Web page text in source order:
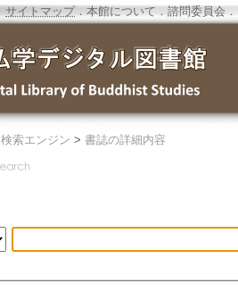
サイトマップ．本館について ． 諮問委員会 ．
検索エンジン > 書誌の詳細内容